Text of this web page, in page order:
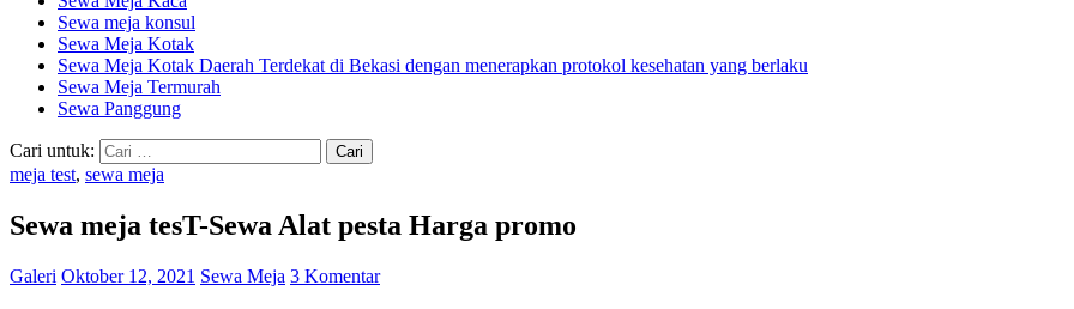
Sewa meja konsul
Sewa Meja Kotak
Sewa Meja Kotak Daerah Terdekat di Bekasi dengan menerapkan protokol kesehatan yang berlaku
Sewa Meja Termurah
Sewa Panggung
Cari untuk:
meja test, sewa meja
Sewa meja tesT-Sewa Alat pesta Harga promo
Galeri Oktober 12, 2021 Sewa Meja 3 Komentar